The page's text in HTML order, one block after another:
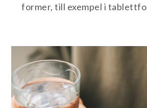
former, till exempel i tablettfo